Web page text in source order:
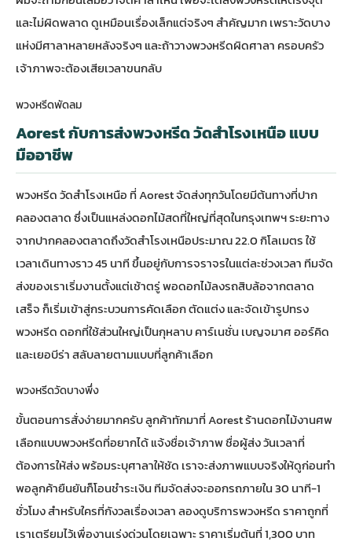
และไม่ผิดพลาด ดูเหมือนเรื่องเล็กแต่จริงๆ สำคัญมาก เพราะวัดบาง
แห่งมีศาลาหลายหลังจริงๆ และถ้าวางพวงหรีดผิดศาลา ครอบครัว
เจ้าภาพจะต้องเสียเวลาขนกลับ
พวงหรีดพัดลม
Aorest กับการส่งพวงหรีด วัดสำโรงเหนือ แบบ
มืออาชีพ
พวงหรีด วัดสำโรงเหนือ ที่ Aorest จัดส่งทุกวันโดยมีต้นทางที่ปาก
คลองตลาด ซึ่งเป็นแหล่งดอกไม้สดที่ใหญ่ที่สุดในกรุงเทพฯ ระยะทาง
จากปากคลองตลาดถึงวัดสำโรงเหนือประมาณ 22.0 กิโลเมตร ใช้
เวลาเดินทางราว 45 นาที ขึ้นอยู่กับการจราจรในแต่ละช่วงเวลา ทีมจัด
ส่งของเราเริ่มงานตั้งแต่เช้าตรู่ พอดอกไม้ลงรถสิบล้อจากตลาด
เสร็จ ก็เริ่มเข้าสู่กระบวนการคัดเลือก ตัดแต่ง และจัดเข้ารูปทรง
พวงหรีด ดอกที่ใช้ส่วนใหญ่เป็นกุหลาบ คาร์เนชั่น เบญจมาศ ออร์คิด
และเยอบีร่า สลับลายตามแบบที่ลูกค้าเลือก
พวงหรีดวัดบางพึ่ง
ขั้นตอนการสั่งง่ายมากครับ ลูกค้าทักมาที่Aorest ร้านดอกไม้งานศพ
เลือกแบบพวงหรีดที่อยากได้ แจ้งชื่อเจ้าภาพ ชื่อผู้ส่ง วันเวลาที่
ต้องการให้ส่ง พร้อมระบุศาลาให้ชัด เราจะส่งภาพแบบจริงให้ดูก่อนทำ
พอลูกค้ายืนยันก็โอนชำระเงิน ทีมจัดส่งจะออกรถภายใน 30 นาที-1
ชั่วโมง สำหรับใครที่กังวลเรื่องเวลา ลองดูบริการพวงหรีด ราคาถูกที่
เราเตรียมไว้เพื่องานเร่งด่วนโดยเฉพาะ ราคาเริ่มต้นที่ 1,300 บาท